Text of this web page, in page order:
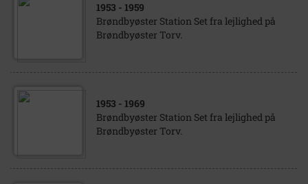
1953 - 1959
Brøndbyøster Station Set fra lejlighed på
Brøndbyøster Torv.
1953 - 1969
Brøndbyøster Station Set fra lejlighed på
Brøndbyøster Torv.